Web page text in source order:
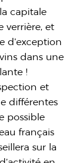
capitale
verrière, et
d’exception
dans une
!
et
différentes
possible
français
sur la